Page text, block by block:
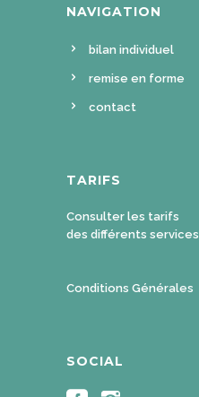
NAVIGATION
bilan individuel
remise en forme
contact
TARIFS
Consulter les tarifs
des différents services
Conditions Générales
SOCIAL